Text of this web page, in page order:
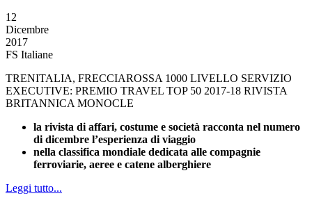
12
Dicembre
2017
FS Italiane
TRENITALIA, FRECCIAROSSA 1000 LIVELLO SERVIZIO
EXECUTIVE: PREMIO TRAVEL TOP 50 2017-18 RIVISTA
BRITANNICA MONOCLE
la rivista di affari, costume e società racconta nel numero
di dicembre l’esperienza di viaggio
nella classifica mondiale dedicata alle compagnie
ferroviarie, aeree e catene alberghiere
Leggi tutto...